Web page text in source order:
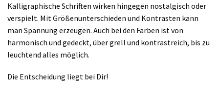
Kalligraphische Schriften wirken hingegen nostalgisch oder
verspielt. Mit Größenunterschieden und Kontrasten kann
man Spannung erzeugen. Auch bei den Farben ist von
harmonisch und gedeckt, über grell und kontrastreich, bis zu
leuchtend alles möglich.
Die Entscheidung liegt bei Dir!